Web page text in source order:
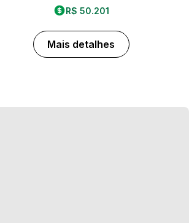
R$ 50.201
Mais detalhes